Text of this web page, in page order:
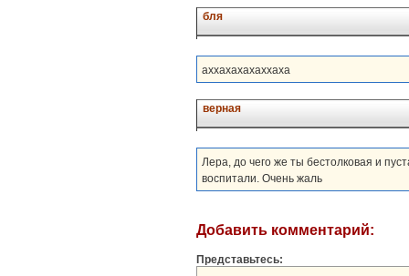
бля
аххахахахаххаха
верная
Лера, до чего же ты бестолковая и
воспитали. Очень жаль
Добавить комментарий:
Представьтесь: